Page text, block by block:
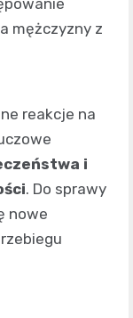
mężczyzny z
reakcje na
i
. Do sprawy
nowe